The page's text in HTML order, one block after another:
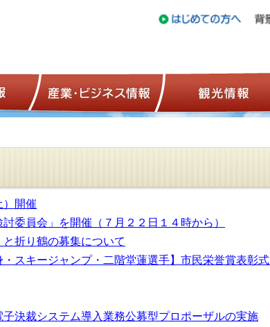
くらしの情報 産業・ビジネス情報
）開催
委員会」を開催（７月２２日１４時から）
折り鶴の募集について
スキージャンプ・二階堂蓮選手】市民栄誉賞表彰
決裁システム導入業務公募型プロポーザルの実施